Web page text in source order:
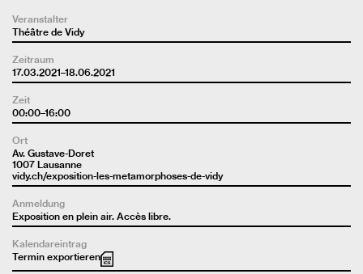
Veranstalter
Théâtre de Vidy
Zeitraum
17.03.2021–18.06.2021
Zeit
00:00–16:00
Ort
Av. Gustave-Doret
1007 Lausanne
vidy.ch/exposition-les-metamorphoses-de-vidy
Anmeldung
Exposition en plein air. Accès libre.
Kalendareintrag
Termin exportieren